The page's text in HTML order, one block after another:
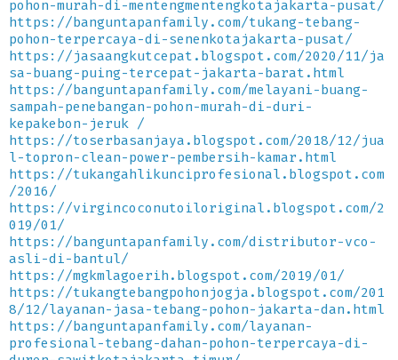
pohon-murah-di-mentengmentengkotajakarta-pusat/
https://banguntapanfamily.com/tukang-tebang-
pohon-terpercaya-di-senenkotajakarta-pusat/
https://jasaangkutcepat.blogspot.com/2020/11/ja
sa-buang-puing-tercepat-jakarta-barat.html
https://banguntapanfamily.com/melayani-buang-
sampah-penebangan-pohon-murah-di-duri-
kepakebon-jeruk /
https://toserbasanjaya.blogspot.com/2018/12/jua
l-topron-clean-power-pembersih-kamar.html
https://tukangahlikunciprofesional.blogspot.com
/2016/
https://virgincoconutoiloriginal.blogspot.com/2
019/01/
https://banguntapanfamily.com/distributor-vco-
asli-di-bantul/
https://mgkmlagoerih.blogspot.com/2019/01/
https://tukangtebangpohonjogja.blogspot.com/201
8/12/layanan-jasa-tebang-pohon-jakarta-dan.html
https://banguntapanfamily.com/layanan-
profesional-tebang-dahan-pohon-terpercaya-di-